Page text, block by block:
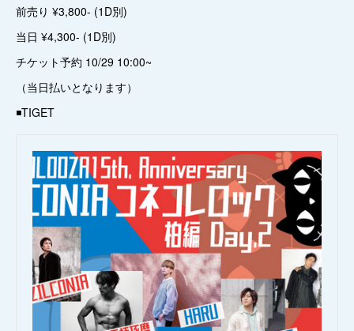
前売り ¥3,800- (1D別)
当日 ¥4,300- (1D別)
チケット予約 10/29 10:00~
（当日払いとなります）
◾️TIGET